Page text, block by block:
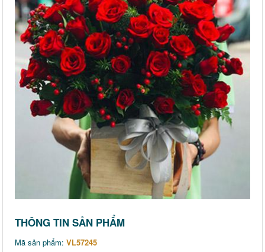
THÔNG TIN SẢN PHẨM
Mã sản phẩm: VL57245